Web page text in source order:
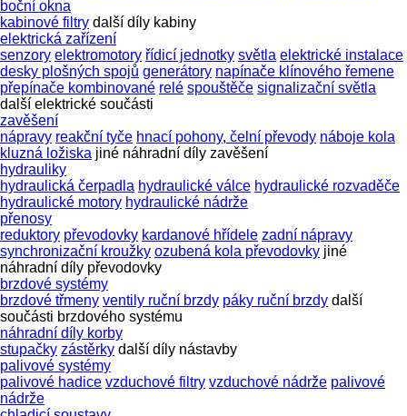
boční okna
kabinové filtry další díly kabiny
elektrická zařízení
senzory elektromotory řídicí jednotky světla elektrické instalace
desky plošných spojů generátory napínače klínového řemene
přepínače kombinované relé spouštěče signalizační světla
další elektrické součásti
zavěšení
nápravy reakční tyče hnací pohony, čelní převody náboje kola
kluzná ložiska jiné náhradní díly zavěšení
hydrauliky
hydraulická čerpadla hydraulické válce hydraulické rozvaděče
hydraulické motory hydraulické nádrže
přenosy
reduktory převodovky kardanové hřídele zadní nápravy
synchronizační kroužky ozubená kola převodovky jiné
náhradní díly převodovky
brzdové systémy
brzdové třmeny ventily ruční brzdy páky ruční brzdy další
součásti brzdového systému
náhradní díly korby
stupačky zástěrky další díly nástavby
palivové systémy
palivové hadice vzduchové filtry vzduchové nádrže palivové
nádrže